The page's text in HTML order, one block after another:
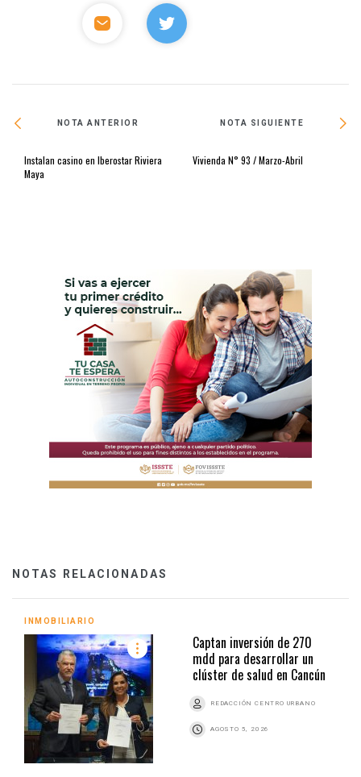
NOTA ANTERIOR
Instalan casino en Iberostar Riviera
Maya
NOTA SIGUIENTE
Vivienda N° 93 / Marzo-Abril
NOTAS RELACIONADAS
INMOBILIARIO
Captan inversión de 270
mdd para desarrollar un
clúster de salud en Cancún
REDACCIÓN CENTRO URBANO
AGOSTO 5, 2026